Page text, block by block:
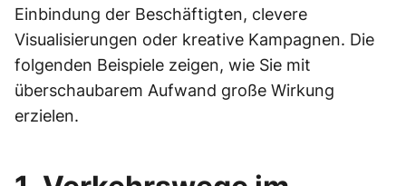
Einbindung der Beschäftigten, clevere
Visualisierungen oder kreative Kampagnen. Die
folgenden Beispiele zeigen, wie Sie mit
überschaubarem Aufwand große Wirkung
erzielen.